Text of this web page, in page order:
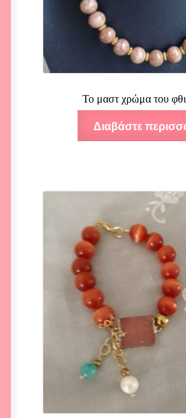
Το μαστ χρώμα του
Διαβάστε